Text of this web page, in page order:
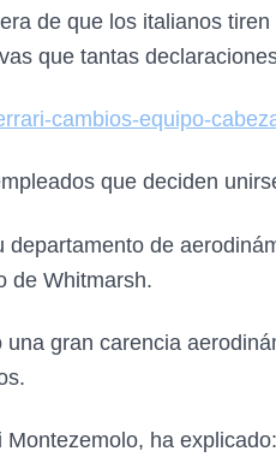
de que los italianos
que tantas
cambios-equipo-
que deciden
de
de Whitmarsh.
gran carencia
ha